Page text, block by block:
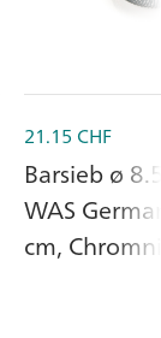
21.15 CHF
Barsieb ø
WAS
cm,